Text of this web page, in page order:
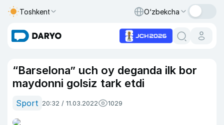
Toshkent O‘zbekcha
“Barselona” uch oy deganda ilk bor
maydonni golsiz tark etdi
Sport 20:32 / 11.03.2022 1029